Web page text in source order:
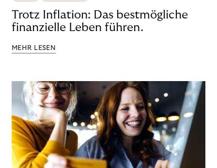
Trotz Inflation: Das bestmögliche
finanzielle Leben führen.
MEHR LESEN